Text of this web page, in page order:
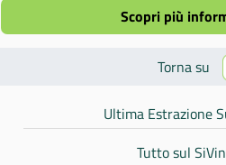
Scopri più
Torna su
Ultima Estrazione
Tutto sul